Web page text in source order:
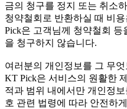
금의 청구를 정지 또는 취소
청약철회로 반환하실 때 비
Pick은 고객님께 청약철회
을 청구하지 않습니다.
여러분의 개인정보를 그 무
KT Pick은 서비스의 원활한
적과 범위 내에서만 개인정
호 관련 법령에 따라 안전하